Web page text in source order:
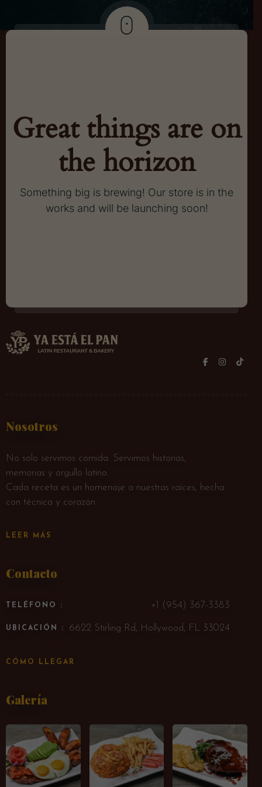
Great things are on
the horizon
Something big is brewing! Our store is in the
works and will be launching soon!
Nosotros
No solo servimos comida. Servimos historias,
memorias y orgullo latino.
Cada receta es un homenaje a nuestras raíces, hecha
con técnica y corazón.
LEER MÁS
Contacto
TELÉFONO : +1 (954) 367-3383
UBICACIÓN : 6622 Stirling Rd, Hollywood, FL 33024
CÓMO LLEGAR
Galería